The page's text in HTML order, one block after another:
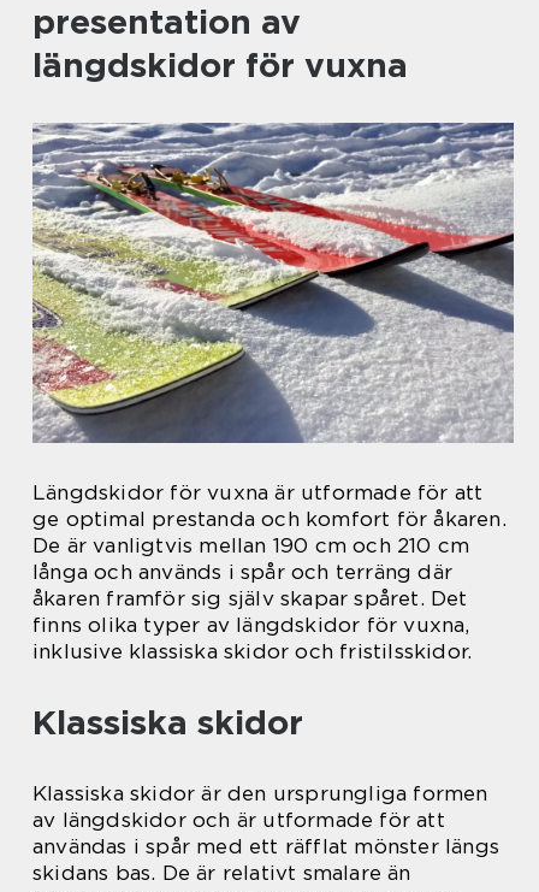
presentation av
längdskidor för vuxna
Längdskidor för vuxna är utformade för att
ge optimal prestanda och komfort för åkaren.
De är vanligtvis mellan 190 cm och 210 cm
långa och används i spår och terräng där
åkaren framför sig själv skapar spåret. Det
finns olika typer av längdskidor för vuxna,
inklusive klassiska skidor och fristilsskidor.
Klassiska skidor
Klassiska skidor är den ursprungliga formen
av längdskidor och är utformade för att
användas i spår med ett räfflat mönster längs
skidans bas. De är relativt smalare än